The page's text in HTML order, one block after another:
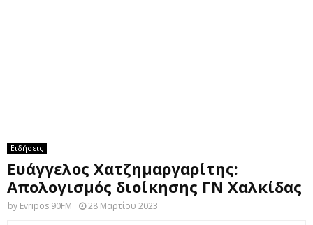
Ειδήσεις
Ευάγγελος Χατζημαργαρίτης:
Απολογισμός διοίκησης ΓΝ Χαλκίδας
by Evripos 90FM 28 Μαρτίου 2023